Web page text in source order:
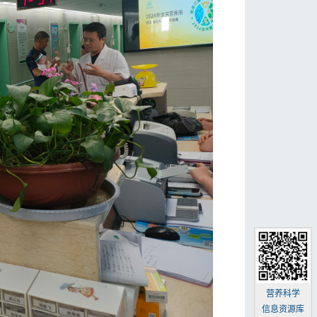
营养科学
信息资源库